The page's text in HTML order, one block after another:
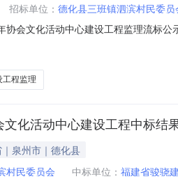
招标单位： 德化县三班镇泗滨村民委员
协会文化活动中心建设工程监理流标
异议者，可在公示期内向招标人申请
工程监理
化活动中心建设工程中标结
泉州市｜德化县
村民委员会 中标单位： 福建省骏骁